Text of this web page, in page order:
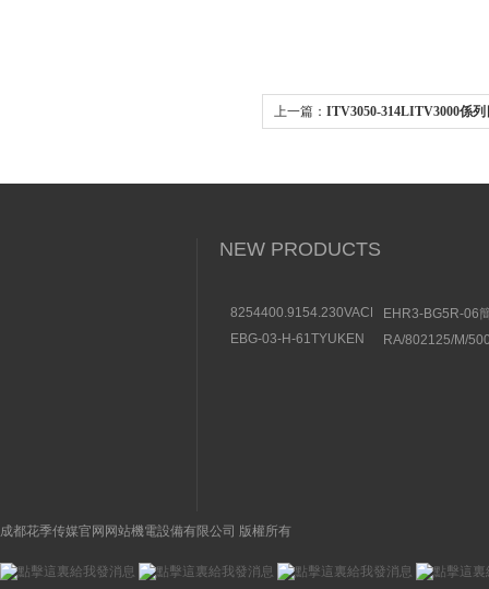
上一篇： ITV3050-314LITV3000係
NEW PRODUCTS
8254400.9154.230VACBUSCHJOST
EHR3-BG5R-06
紹豐興TOYOOKI
EBG-03-H-61TYUKEN
RA/802125/M/
成都花季传媒官网网站機電設備有限公司 版權所有